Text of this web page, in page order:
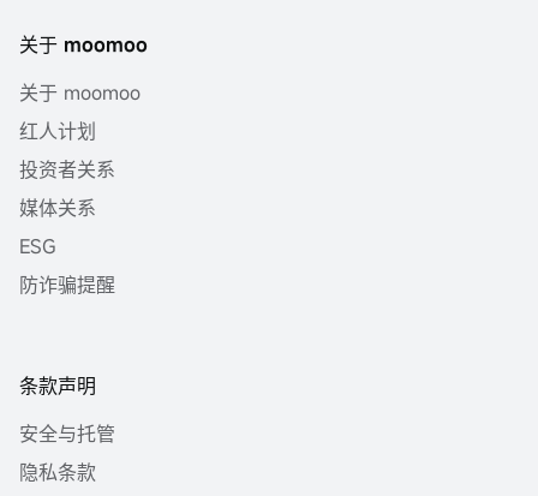
关于 moomoo
关于 moomoo
红人计划
投资者关系
媒体关系
ESG
防诈骗提醒
条款声明
安全与托管
隐私条款